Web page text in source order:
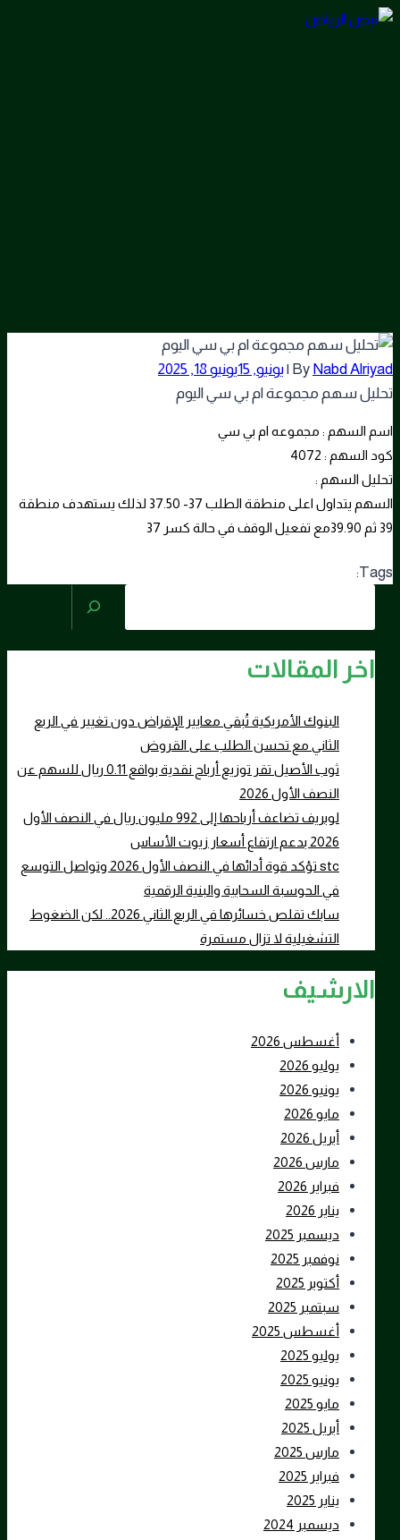
Skip
By Nabd Alriyad
|يونيو, 15
يونيو 18, 2025
تحليل سهم مجموعة ام بي سي اليوم
اسم السهم : مجموعه ام بي سي
كود السهم : 4072
تحليل السهم :
السهم يتداول اعلى منطقة الطلب 37- 37.50 لذلك يستهدف منطقة
39 ثم 39.90مع تفعيل الوقف في حالة كسر 37
Tags:
اخر المقالات
البنوك الأمريكية تُبقي معايير الإقراض دون تغيير في الربع
الثاني مع تحسن الطلب على القروض
ثوب الأصيل تقر توزيع أرباح نقدية بواقع 0.11 ريال للسهم عن
النصف الأول 2026
لوبريف تضاعف أرباحها إلى 992 مليون ريال في النصف الأول
2026 بدعم ارتفاع أسعار زيوت الأساس
stc تؤكد قوة أدائها في النصف الأول 2026 وتواصل التوسع
في الحوسبة السحابية والبنية الرقمية
سابك تقلص خسائرها في الربع الثاني 2026.. لكن الضغوط
التشغيلية لا تزال مستمرة
الارشيف
أغسطس 2026
يوليو 2026
يونيو 2026
مايو 2026
أبريل 2026
مارس 2026
فبراير 2026
يناير 2026
ديسمبر 2025
نوفمبر 2025
أكتوبر 2025
سبتمبر 2025
أغسطس 2025
يوليو 2025
يونيو 2025
مايو 2025
أبريل 2025
مارس 2025
فبراير 2025
يناير 2025
ديسمبر 2024